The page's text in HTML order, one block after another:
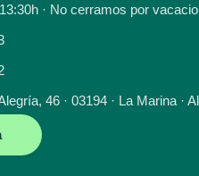
· No cerramos por
46 · 03194 · La Marina ·